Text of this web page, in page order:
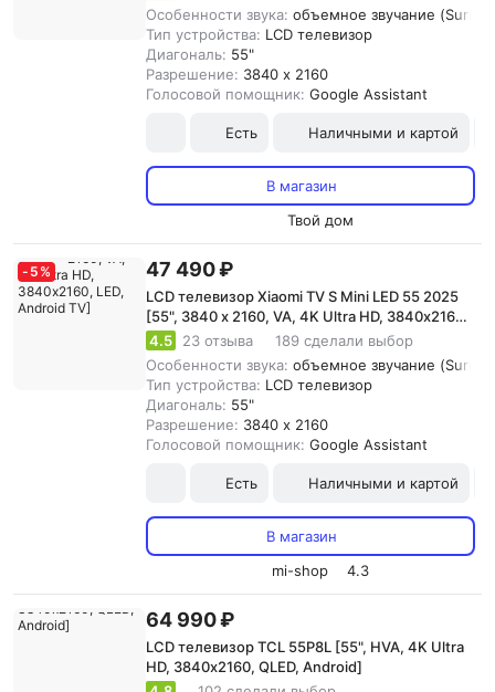
Особенности звука: объемное звучание
Тип устройства: LCD телевизор
Диагональ: 55"
Разрешение: 3840 x 2160
Голосовой помощник: Google Assistant
Есть Наличными и картой
В магазин
Твой дом
- 5 % 47 490 ₽
LCD телевизор Xiaomi TV S Mini LED 55 2025
[55", 3840 x 2160, VA, 4K Ultra HD, 3840х2160,
LED, Android TV]
4.5 23 отзыва
189 сделали выбор
Особенности звука: объемное звучание
Тип устройства: LCD телевизор
Диагональ: 55"
Разрешение: 3840 x 2160
Голосовой помощник: Google Assistant
Есть Наличными и картой
В магазин
mi-shop
4.3
64 990 ₽
LCD телевизор TCL 55P8L [55", HVA, 4K Ultra
HD, 3840х2160, QLED, Android]